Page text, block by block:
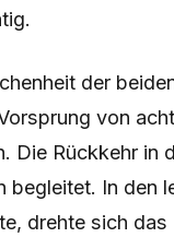
der
von
Die Rückkehr in
begleitet. In den
drehte sich